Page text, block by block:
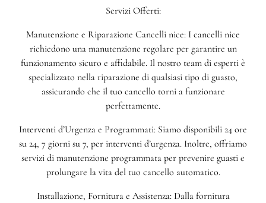
Servizi Offerti:
Manutenzione e Riparazione Cancelli nice: I cancelli nice
richiedono una manutenzione regolare per garantire un
funzionamento sicuro e affidabile. Il nostro team di esperti è
specializzato nella riparazione di qualsiasi tipo di guasto,
assicurando che il tuo cancello torni a funzionare
perfettamente.
Interventi d’Urgenza e Programmati: Siamo disponibili 24 ore
su 24, 7 giorni su 7, per interventi d’urgenza. Inoltre, offriamo
servizi di manutenzione programmata per prevenire guasti e
prolungare la vita del tuo cancello automatico.
Installazione, Fornitura e Assistenza: Dalla fornitura